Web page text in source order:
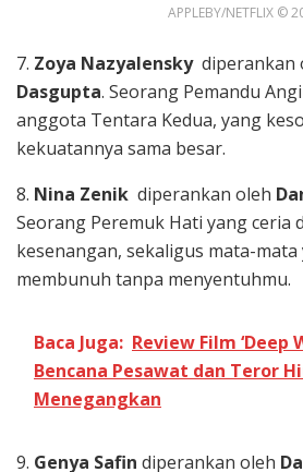
APPLEBY/NETFLIX ©
7. Zoya Nazyalensky diperankan
Dasgupta. Seorang Pemandu
anggota Tentara Kedua, yang
kekuatannya sama besar.
8. Nina Zenik diperankan oleh
Seorang Peremuk Hati yang ceria
kesenangan, sekaligus mata-
membunuh tanpa menyentuhmu.
Baca Juga: Review Film ‘Deep
Bencana Pesawat dan Teror
Menegangkan
9. Genya Safin diperankan oleh